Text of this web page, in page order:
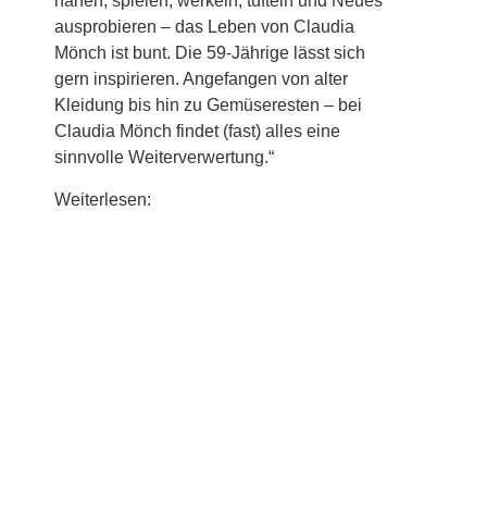
ausprobieren – das Leben von Claudia
Mönch ist bunt. Die 59-Jährige lässt sich
gern inspirieren. Angefangen von alter
Kleidung bis hin zu Gemüseresten – bei
Claudia Mönch findet (fast) alles eine
sinnvolle Weiterverwertung.“
Weiterlesen: